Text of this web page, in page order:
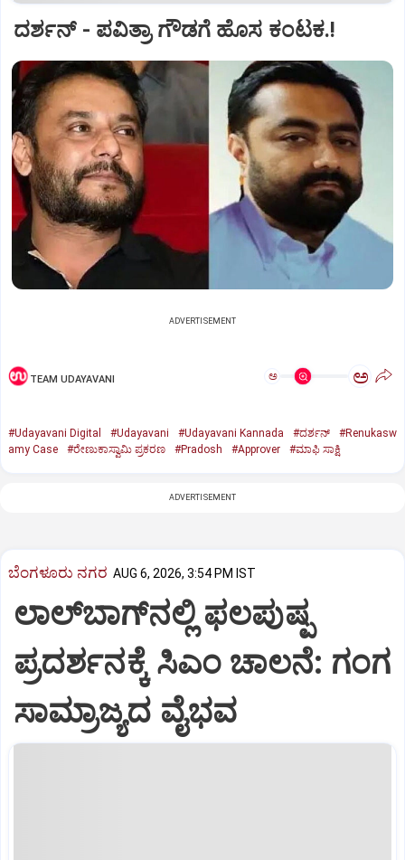
ದರ್ಶನ್‌ - ಪವಿತ್ರಾ ಗೌಡಗೆ ಹೊಸ ಕಂಟಕ.!
ADVERTISEMENT
TEAM UDAYAVANI ಅ ಅ
#Udayavani Digital #Udayavani #Udayavani Kannada #ದರ್ಶನ್‌
#Renukasw
amy Case
#ರೇಣುಕಾಸ್ವಾಮಿ ಪ್ರಕರಣ #Pradosh #Approver #ಮಾಫಿ ಸಾಕ್ಷಿ
ADVERTISEMENT
ಬೆಂಗಳೂರು ನಗರ AUG 6, 2026, 3:54 PM IST
ಲಾಲ್‌ಬಾಗ್‌ನಲ್ಲಿ ಫಲಪುಷ್ಪ
ಪ್ರದರ್ಶನಕ್ಕೆ ಸಿಎಂ ಚಾಲನೆ: ಗಂಗ
ಸಾಮ್ರಾಜ್ಯದ ವೈಭವ